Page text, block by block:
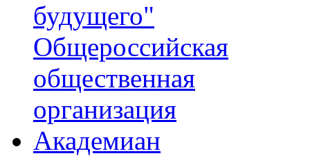
будущего"
Общероссийская
общественная
организация
Академиан